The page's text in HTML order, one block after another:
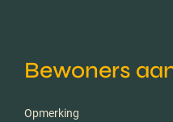
Bewoners
Opmerking